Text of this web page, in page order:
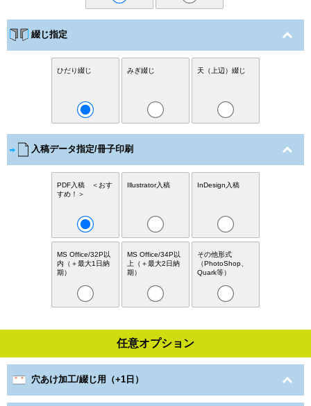
綴じ指定
ひだり綴じ みぎ綴じ 天（上辺）綴じ
入稿データ指定/冊子印刷
PDF入稿 ＜おす
すめ！＞
Illustrator入稿 InDesign入稿
MS Office/32P以
内（＋最大1日納
期）
MS Office/34P以
上（＋最大2日納
期）
その他形式
（PhotoShop、
Quark等）
任意オプション
穴あけ加工/綴じ用（+1日）